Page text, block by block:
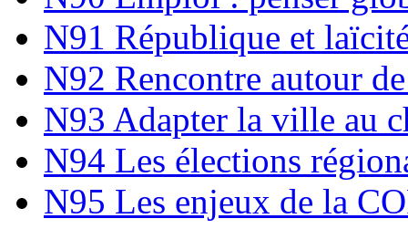
N91 République et
N92 Rencontre autour
N93 Adapter la ville au
N94 Les élections
N95 Les enjeux de la